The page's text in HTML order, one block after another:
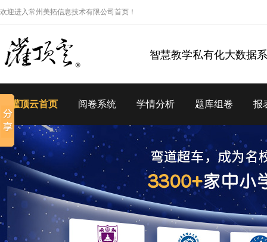
欢迎进入常州美拓信息技术有限公司首页！
智慧教学私有化大数据
灌顶云首页 阅卷系统 学情分析 题库组卷 报